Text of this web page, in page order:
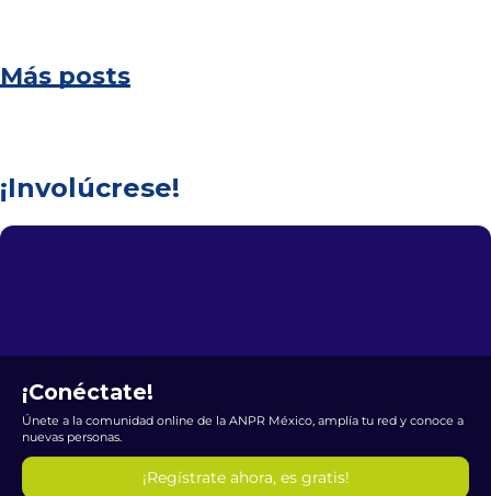
Más posts
¡Involúcrese!
¡Conéctate!
Únete a la comunidad online de la ANPR México, amplía tu red y conoce a
nuevas personas.
¡Regístrate ahora, es gratis!